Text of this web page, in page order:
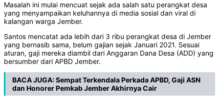
Masalah ini mulai mencuat sejak ada salah satu perangkat desa
yang menyampaikan keluhannya di media sosial dan viral di
kalangan warga Jember.
Santos mencatat ada lebih dari 3 ribu perangkat desa di Jember
yang bernasib sama, belum gajian sejak Januari 2021. Sesuai
aturan, gaji mereka diambil dari Anggaran Dana Desa (ADD) yang
bersumber dari APBD Jember.
BACA JUGA:Sempat Terkendala Perkada APBD, Gaji ASN
dan Honorer Pemkab Jember Akhirnya Cair